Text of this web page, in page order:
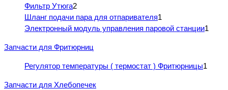
Фильтр Утюга2
Шланг подачи пара для отпаривателя1
Электронный модуль управления паровой станции1
Запчасти для Фритюрниц
Регулятор температуры ( термостат ) Фритюрницы1
Запчасти для Хлебопечек